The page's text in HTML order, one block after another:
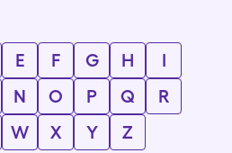
E F G H
I
N O P Q
R
W X Y Z